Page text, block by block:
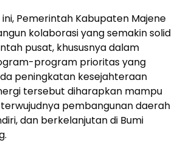
ini, Pemerintah Kabupaten Majene
kolaborasi yang semakin solid
pusat, khususnya dalam
program prioritas yang
peningkatan kesejahteraan
tersebut diharapkan mampu
pembangunan daerah
dan berkelanjutan di Bumi